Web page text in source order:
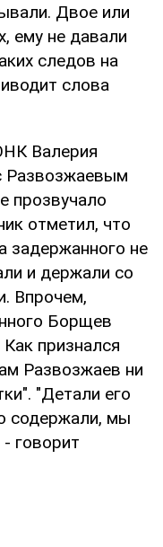
Двое или
ему не давали
следов на
слова
Валерия
Развозжаевым
прозвучало
отметил, что
задержанного не
и держали со
Впрочем,
Борщев
признался
Развозжаев ни
"Детали его
содержали, мы
говорит